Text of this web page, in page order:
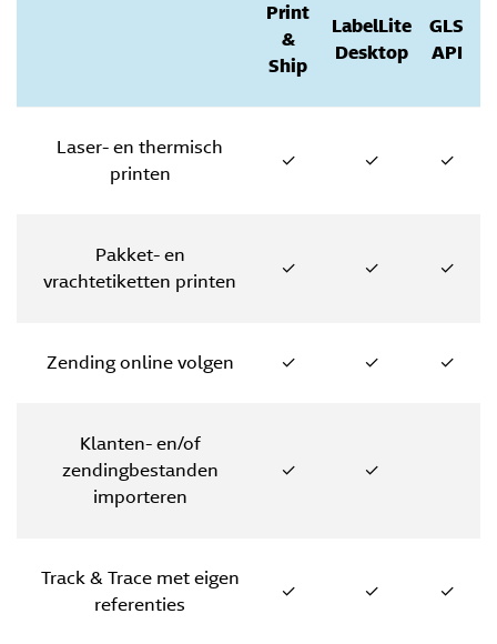
Print
&
Ship
LabelLite
Desktop
GLS
API
Laser- en thermisch
printen
✓ ✓ ✓
Pakket- en
vrachtetiketten printen
✓ ✓ ✓
Zending online volgen ✓ ✓ ✓
Klanten- en/of
zendingbestanden
importeren
✓ ✓
Track & Trace met eigen
referenties
✓ ✓ ✓